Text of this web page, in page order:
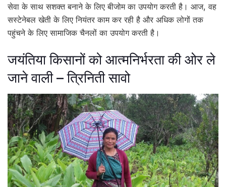
सेवा के साथ सशक्त बनाने के लिए बीजोम का उपयोग करती है। आज, वह
सस्टेनेबल खेती के लिए नियंतर काम कर रही है और अधिक लोगों तक
पहुंचने के लिए सामाजिक चैनलों का उपयोग करती है।
जयंतिया किसानों को आत्मनिर्भरता की ओर ले
जाने वाली – त्रिनिती सावो